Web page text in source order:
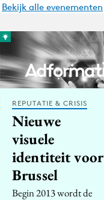
Bekijk alle evenementen
REPUTATIE & CRISIS
Nieuwe
visuele
identiteit voor
Brussel
Begin 2013 wordt de